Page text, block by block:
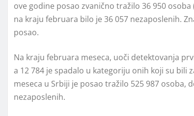
ove godine posao zvanično tražilo 36 950
na kraju februara bilo je 36 057 nezaposlenih.
posao.
Na kraju februara meseca, uoči detektovanja
a 12 784 je spadalo u kategoriju onih koji su bili
meseca u Srbiji je posao tražilo 525 987 osoba,
nezaposlenih.